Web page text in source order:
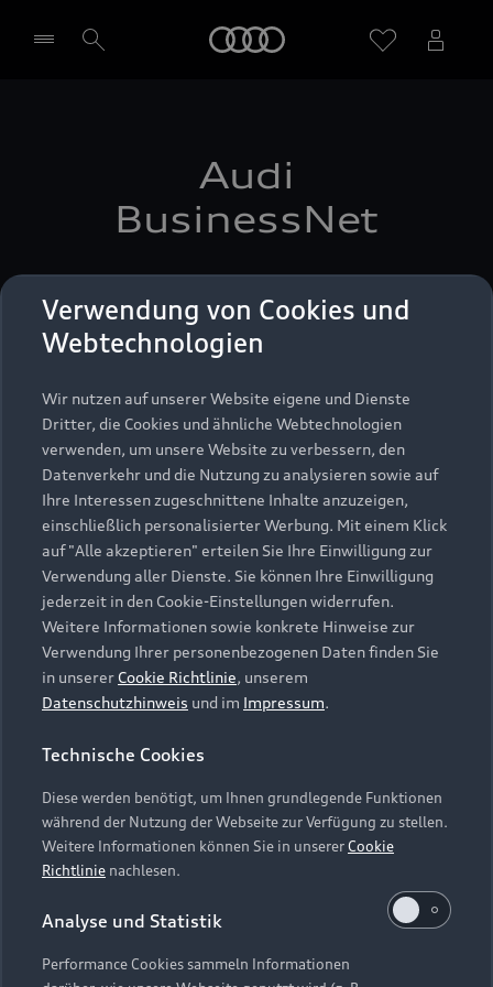
Audi
BusinessNet
user ID.
Zurück nach oben
Modelle
Alle Modelle
Modelle vergleichen
Elektromodelle
Plug-in-Hybride
Kaufen & leasen
Gebrauchtwagensuche
Gebrauchtwagen
Finanzierung
Service & Zubehör
Audi Services
Garantie
Audi digital services
myAudi
Kundenservice
Audi Code
Über Audi
Verwendung von Cookies und
Webtechnologien
Wir nutzen auf unserer Website eigene und Dienste
Dritter, die Cookies und ähnliche Webtechnologien
verwenden, um unsere Website zu verbessern, den
Datenverkehr und die Nutzung zu analysieren sowie auf
Ihre Interessen zugeschnittene Inhalte anzuzeigen,
einschließlich personalisierter Werbung. Mit einem Klick
auf "Alle akzeptieren" erteilen Sie Ihre Einwilligung zur
Verwendung aller Dienste. Sie können Ihre Einwilligung
jederzeit in den Cookie-Einstellungen widerrufen.
Weitere Informationen sowie konkrete Hinweise zur
Verwendung Ihrer personenbezogenen Daten finden Sie
in unserer Cookie Richtlinie, unserem
Datenschutzhinweis und im Impressum.
Technische Cookies
Diese werden benötigt, um Ihnen grundlegende Funktionen
während der Nutzung der Webseite zur Verfügung zu stellen.
Weitere Informationen können Sie in unsererCookie
Richtlinie nachlesen.
Analyse und Statistik
Performance Cookies sammeln Informationen